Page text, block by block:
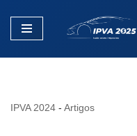
Pular
IPVA 2024 - Artigos